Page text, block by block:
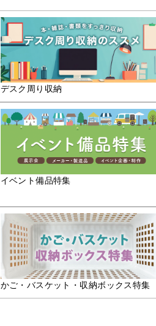
デスク周り収納
イベント備品特集
かご・バスケット・収納ボックス特集